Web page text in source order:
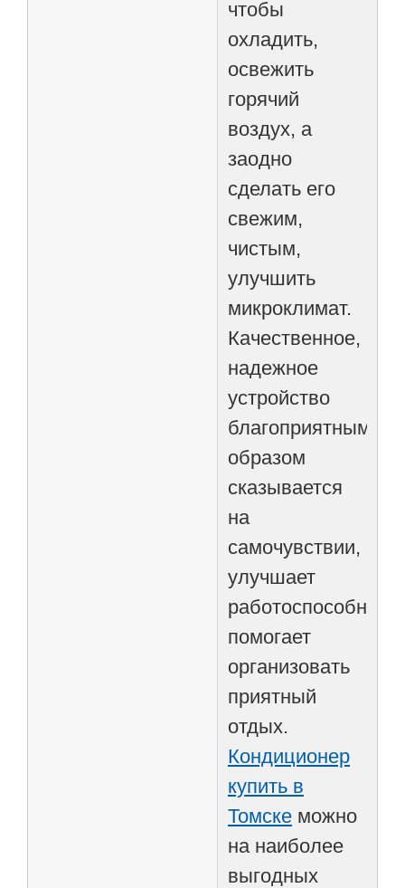
чтобы
охладить,
освежить
горячий
воздух, а
заодно
сделать его
свежим,
чистым,
улучшить
микроклимат.
Качественное,
надежное
устройство
благоприятным
образом
сказывается
на
самочувствии,
улучшает
помогает
организовать
приятный
отдых.
Кондиционер
купить в
Томске можно
на наиболее
выгодных